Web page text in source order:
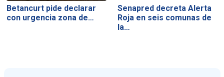
Betancurt pide declarar
con urgencia zona de…
Senapred decreta Alerta
Roja en seis comunas de
la…